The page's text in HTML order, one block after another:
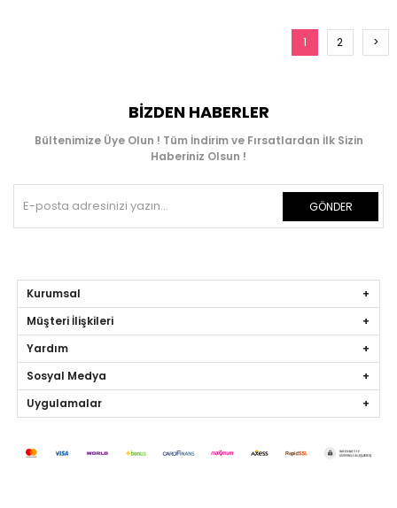
1 2 >
BIZDEN HABERLER
Bültenimize Üye Olun ! Tüm İndirim ve Fırsatlardan İlk Sizin
Haberiniz Olsun !
GÖNDER
Kurumsal
Müşteri İlişkileri
Yardım
Sosyal Medya
Uygulamalar